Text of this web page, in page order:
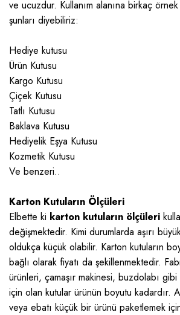
ve ucuzdur. Kullanım alanına birkaç
şunları diyebiliriz:
Hediye kutusu
Ürün Kutusu
Kargo Kutusu
Çiçek Kutusu
Tatlı Kutusu
Baklava Kutusu
Hediyelik Eşya Kutusu
Kozmetik Kutusu
Ve benzeri..
Karton Kutuların Ölçüleri
Elbette ki karton kutuların ölçüleri
değişmektedir. Kimi durumlarda aşırı
oldukça küçük olabilir. Karton kutuların
bağlı olarak fiyatı da şekillenmektedir.
ürünleri, çamaşır makinesi, buzdolabı
için olan kutular ürünün boyutu kadardır.
veya ebatı küçük bir ürünü paketlemek